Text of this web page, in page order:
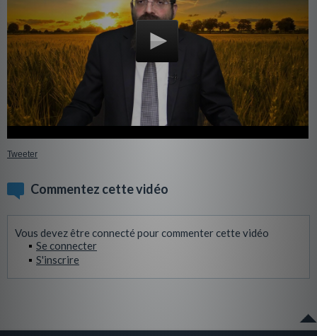
Tweeter
Commentez cette vidéo
Vous devez être connecté pour commenter cette vidéo
Se connecter
S'inscrire